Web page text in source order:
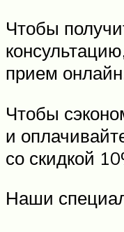
Чтобы
прием
Чтобы
и
со скидкой
Наши